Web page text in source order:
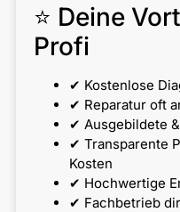
⭐ Deine
Profi
✔ Kostenlose
✔ Reparatur oft
✔ Ausgebildete
✔ Transparente
Kosten
✔ Hochwertige
✔ Fachbetrieb